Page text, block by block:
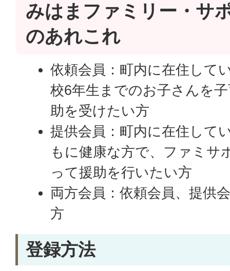
みはまファミリー・サ
のあれこれ
依頼会員：町内に在住して
校6年生までのお子さんを
助を受けたい方
提供会員：町内に在住して
もに健康な方で、ファミサ
って援助を行いたい方
両方会員：依頼会員、提供
方
登録方法